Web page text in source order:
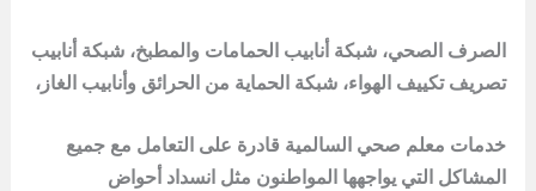
الصرف الصحي، شبكة أنابيب الحمامات والمطبخ، شبكة أنابيب
تصريف تكييف الهواء، شبكة الحماية من الحرائق وأنابيب الغاز،
خدمات معلم صحي السالمية قادرة على التعامل مع جميع
المشاكل التي يواجهها المواطنون مثل انسداد أحواض